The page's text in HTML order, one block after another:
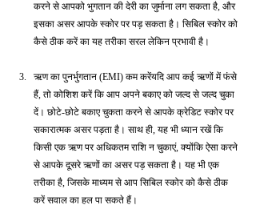
करने से आपको भुगतान की देरी का जुर्माना लग सकता है, और
इसका असर आपके स्कोर पर पड़ सकता है। सिबिल स्कोर को
कैसे ठीक करें का यह तरीका सरल लेकिन प्रभावी है।
ऋण का पुनर्भुगतान (EMI) कम करेंयदि आप कई ऋणों में फंसे
हैं, तो कोशिश करें कि आप अपने बकाए को जल्द से जल्द चुका
दें। छोटे-छोटे बकाए चुकता करने से आपके क्रेडिट स्कोर पर
सकारात्मक असर पड़ता है। साथ ही, यह भी ध्यान रखें कि
किसी एक ऋण पर अधिकतम राशि न चुकाएं, क्योंकि ऐसा करने
से आपके दूसरे ऋणों का असर पड़ सकता है। यह भी एक
तरीका है, जिसके माध्यम से आप सिबिल स्कोर को कैसे ठीक
करें सवाल का हल पा सकते हैं।